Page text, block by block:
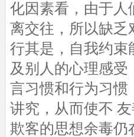
化因素看，由于人
离交往，所以缺乏
行其是，自我约束
及别人的心理感
言习惯和行为习惯
讲究，从而使不
欺客的思想余毒仍